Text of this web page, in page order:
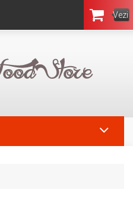
Vezi
Coşul